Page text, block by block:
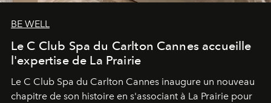
BE WELL
Le C Club Spa du Carlton Cannes accueille
l'expertise de La Prairie
Le C Club Spa du Carlton Cannes inaugure un nouveau
chapitre de son histoire en s'associant à La Prairie pour